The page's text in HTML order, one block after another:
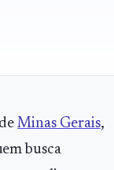
Minas Gerais,
busca